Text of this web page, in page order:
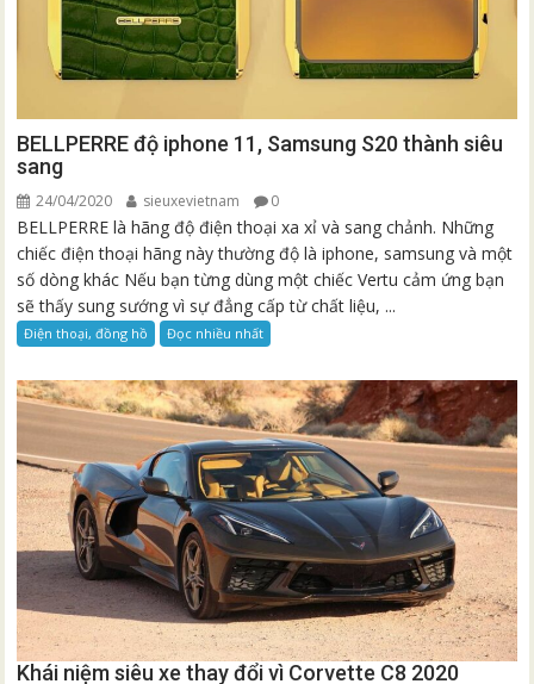
BELLPERRE độ iphone 11, Samsung S20 thành siêu
sang
24/04/2020 sieuxevietnam 0
BELLPERRE là hãng độ điện thoại xa xỉ và sang chảnh. Những
chiếc điện thoại hãng này thường độ là iphone, samsung và một
số dòng khác Nếu bạn từng dùng một chiếc Vertu cảm ứng bạn
sẽ thấy sung sướng vì sự đẳng cấp từ chất liệu, ...
Điện thoại, đồng hồ Đọc nhiều nhất
Khái niệm siêu xe thay đổi vì Corvette C8 2020